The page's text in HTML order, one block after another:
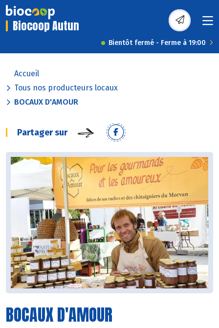
Biocoop Autun
Bientôt fermé - Ferme à 19:00
Accueil
Tous nos producteurs locaux
BOCAUX D'AMOUR
Partager sur
BOCAUX D'AMOUR